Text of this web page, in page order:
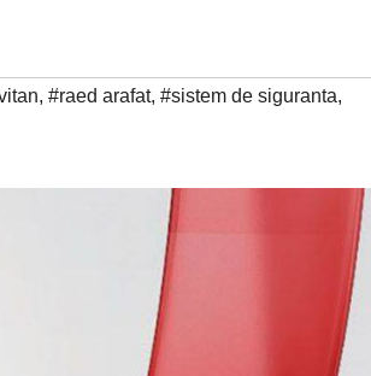
, #raed arafat, #sistem de siguranta,